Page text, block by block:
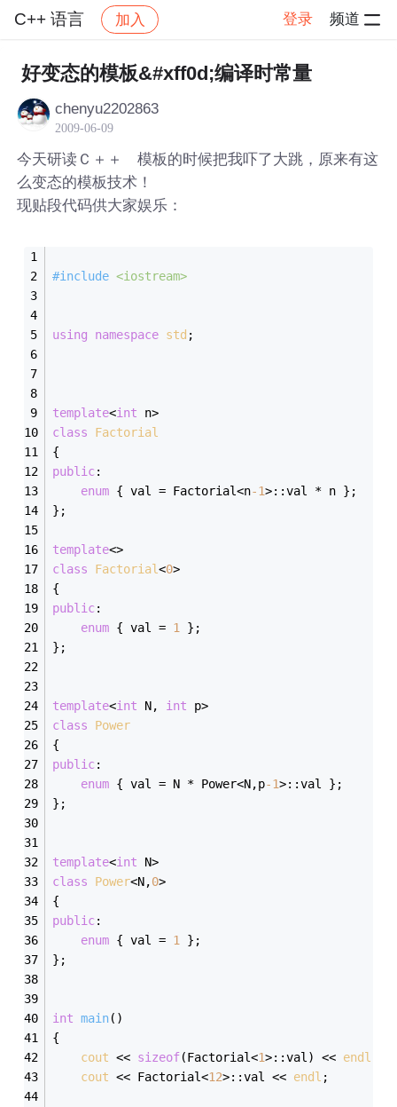
C++ 语言 加入 登录 频道
社区 C++ 语言 帖子详情
好变态的模板&#xff0d;编译时常量
chenyu2202863
2009-06-09
今天研读Ｃ＋＋ 模板的时候把我吓了大跳，原来有这
么变态的模板技术！
现贴段代码供大家娱乐：
#include <iostream>
using namespace std ;
template<int n>
class
Factorial
{
public:
enum { val = Factorial<n-1>::val * n };
};
template<>
class
Factorial<0>
{
public:
enum { val = 1
};
};
template<int N, int p>
class
Power
{
public:
enum { val = N * Power<N,p-1>::val };
};
template<int N>
class
Power<N,0>
{
public:
enum { val = 1
};
};
int main()
{
cout << sizeof(Factorial<1>::val) << endl
cout << Factorial<12>::val << endl ;